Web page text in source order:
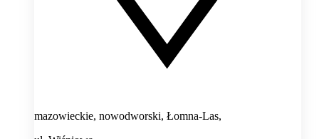
mazowieckie, nowodworski, Łomna-Las,